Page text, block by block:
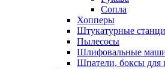
Сопла
Хопперы
Штукатурные
Пылесосы
Шлифовальные
Шпатели, боксы для